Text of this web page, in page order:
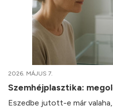
2026. MÁJUS 7.
Szemhéjplasztika:
Eszedbe jutott-e már